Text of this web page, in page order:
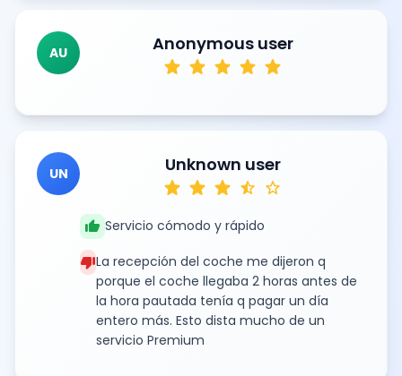
AU Anonymous user
star star star star star
UN Unknown user
star star star star_half star
thumb_up Servicio cómodo y rápido
thumb_downLa recepción del coche me dijeron q
porque el coche llegaba 2 horas antes de
la hora pautada tenía q pagar un día
entero más. Esto dista mucho de un
servicio Premium